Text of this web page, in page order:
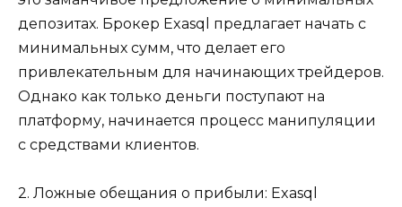
депозитах. Брокер Exasql предлагает начать с
минимальных сумм, что делает его
привлекательным для начинающих трейдеров.
Однако как только деньги поступают на
платформу, начинается процесс манипуляции
с средствами клиентов.
2. Ложные обещания о прибыли: Exasql